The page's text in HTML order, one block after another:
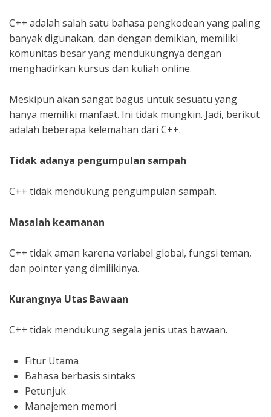
C++ adalah salah satu bahasa pengkodean yang paling
banyak digunakan, dan dengan demikian, memiliki
komunitas besar yang mendukungnya dengan
menghadirkan kursus dan kuliah online.
Meskipun akan sangat bagus untuk sesuatu yang
hanya memiliki manfaat. Ini tidak mungkin. Jadi, berikut
adalah beberapa kelemahan dari C++.
Tidak adanya pengumpulan sampah
C++ tidak mendukung pengumpulan sampah.
Masalah keamanan
C++ tidak aman karena variabel global, fungsi teman,
dan pointer yang dimilikinya.
Kurangnya Utas Bawaan
C++ tidak mendukung segala jenis utas bawaan.
Fitur Utama
Bahasa berbasis sintaks
Petunjuk
Manajemen memori